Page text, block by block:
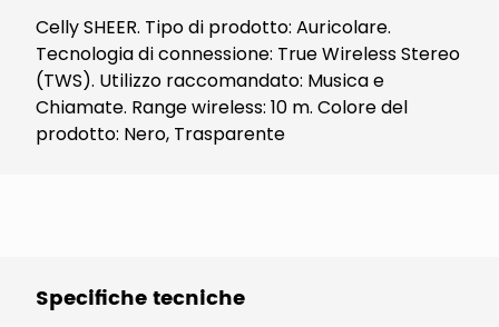
Celly SHEER. Tipo di prodotto: Auricolare.
Tecnologia di connessione: True Wireless Stereo
(TWS). Utilizzo raccomandato: Musica e
Chiamate. Range wireless: 10 m. Colore del
prodotto: Nero, Trasparente
Specifiche tecniche